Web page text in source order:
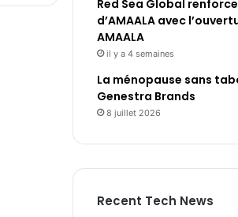
Red Sea Global
d’AMAALA avec
AMAALA
il y a 4 semaines
La ménopause sans
Genestra Brands
8 juillet 2026
Recent Tech News